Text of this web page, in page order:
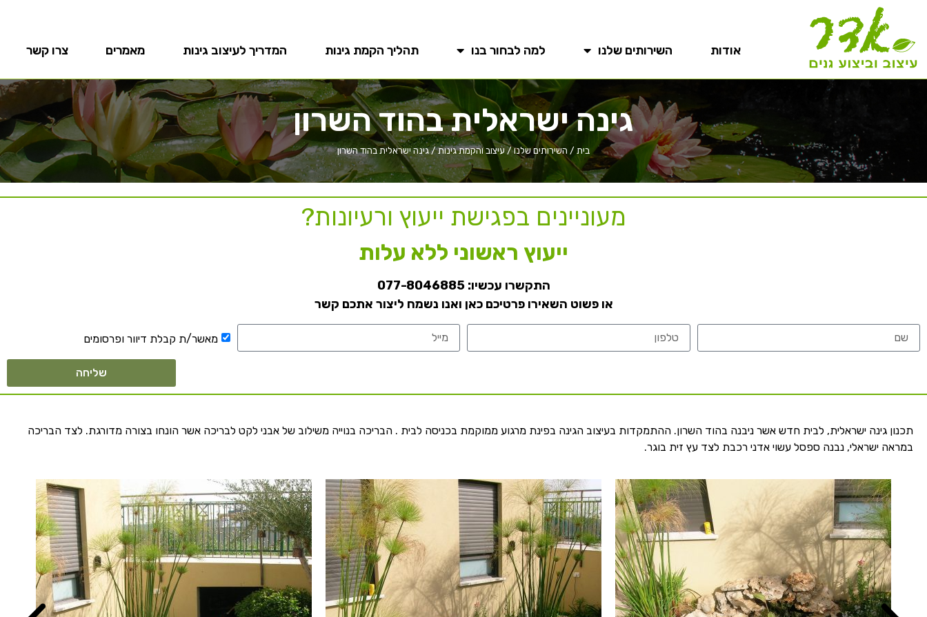
אודות השירותים שלנו למה לבחור בנו תהליך הקמת גינות המדריך לעיצוב גינות מאמרים צרו קשר
גינה ישראלית בהוד השרון
בית / השירותים שלנו/ עיצוב והקמת גינות/גינה ישראלית בהוד השרון
מעוניינים בפגישת ייעוץ ורעיונות?
ייעוץ ראשוני ללא עלות
התקשרו עכשיו:077-8046885
או פשוט השאירו פרטיכם כאן ואנו נשמח ליצור אתכם קשר
מאשר/ת קבלת דיוור ופרסומים
שליחה
תכנון גינה ישראלית, לבית חדש אשר ניבנה בהוד השרון. ההתמקדות בעיצוב הגינה בפינת מרגוע ממוקמת בכניסה לבית . הבריכה בנוייה משילוב של אבני לקט לבריכה אשר הונחו בצורה מדורגת. לצד הבריכה
במראה ישראלי, נבנה ספסל עשוי אדני רכבת לצד עץ זית בוגר.